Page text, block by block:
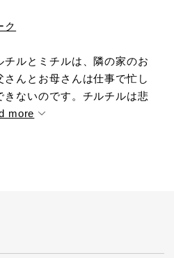
ク
ルとミチルは、隣の家のお
んとお母さんは仕事で忙し
きないのです。チルチルは悲
more